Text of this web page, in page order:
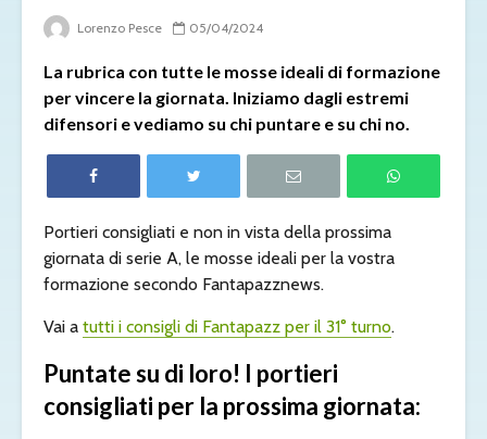
Lorenzo Pesce 05/04/2024
La rubrica con tutte le mosse ideali di formazione
per vincere la giornata. Iniziamo dagli estremi
difensori e vediamo su chi puntare e su chi no.
Portieri consigliati e non in vista della prossima
giornata di serie A, le mosse ideali per la vostra
formazione secondo Fantapazznews.
Vai a tutti i consigli di Fantapazz per il 31° turno.
Puntate su di loro! I portieri
consigliati per la prossima giornata: